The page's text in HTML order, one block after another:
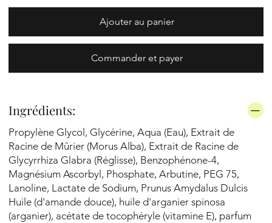
Ajouter au panier
Commander et payer
Ingrédients:
Propylène Glycol, Glycérine, Aqua (Eau), Extrait de
Racine de Mûrier (Morus Alba), Extrait de Racine de
Glycyrrhiza Glabra (Réglisse), Benzophénone-4,
Magnésium Ascorbyl, Phosphate, Arbutine, PEG 75,
Lanoline, Lactate de Sodium, Prunus Amydalus Dulcis
Huile (d'amande douce), huile d'arganier spinosa
(arganier), acétate de tocophéryle (vitamine E), parfum